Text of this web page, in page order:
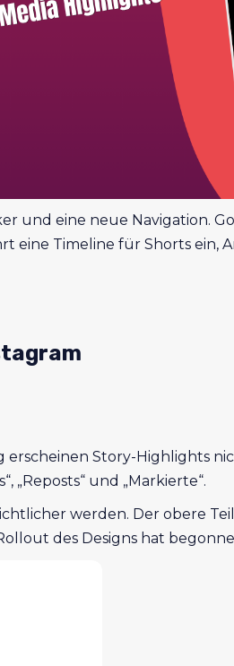
und eine neue Navigation.
eine Timeline für Shorts
Story-Highlights
„Reposts“ und „Markierte“.
werden. Der obere
des Designs hat